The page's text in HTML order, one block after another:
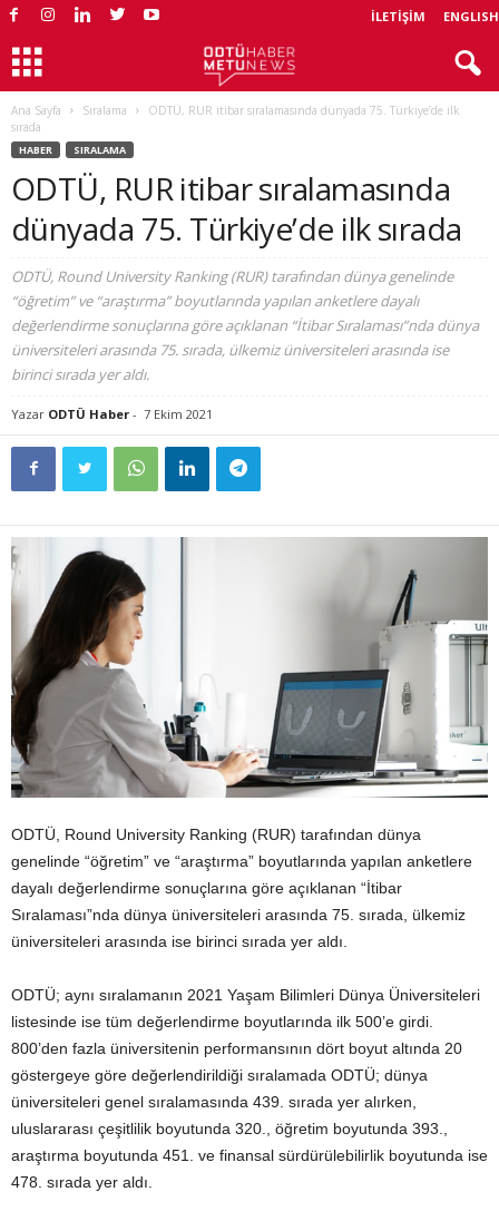
İLETIŞIM ENGLISH
Ana Sayfa Sıralama
ODTÜ, RUR itibar sıralamasında dünyada 75. Türkiye’de ilk
sırada
HABER SIRALAMA
ODTÜ, RUR itibar sıralamasında
dünyada 75. Türkiye’de ilk sırada
ODTÜ, Round University Ranking (RUR) tarafından dünya genelinde
“öğretim” ve “araştırma” boyutlarında yapılan anketlere dayalı
değerlendirme sonuçlarına göre açıklanan “İtibar Sıralaması”nda dünya
üniversiteleri arasında 75. sırada, ülkemiz üniversiteleri arasında ise
birinci sırada yer aldı.
Yazar ODTÜ Haber - 7 Ekim 2021
ODTÜ, Round University Ranking (RUR) tarafından dünya
genelinde “öğretim” ve “araştırma” boyutlarında yapılan anketlere
dayalı değerlendirme sonuçlarına göre açıklanan “İtibar
Sıralaması”nda dünya üniversiteleri arasında 75. sırada, ülkemiz
üniversiteleri arasında ise birinci sırada yer aldı.
ODTÜ; aynı sıralamanın 2021 Yaşam Bilimleri Dünya Üniversiteleri
listesinde ise tüm değerlendirme boyutlarında ilk 500’e girdi.
800’den fazla üniversitenin performansının dört boyut altında 20
göstergeye göre değerlendirildiği sıralamada ODTÜ; dünya
üniversiteleri genel sıralamasında 439. sırada yer alırken,
uluslararası çeşitlilik boyutunda 320., öğretim boyutunda 393.,
araştırma boyutunda 451. ve finansal sürdürülebilirlik boyutunda ise
478. sırada yer aldı.